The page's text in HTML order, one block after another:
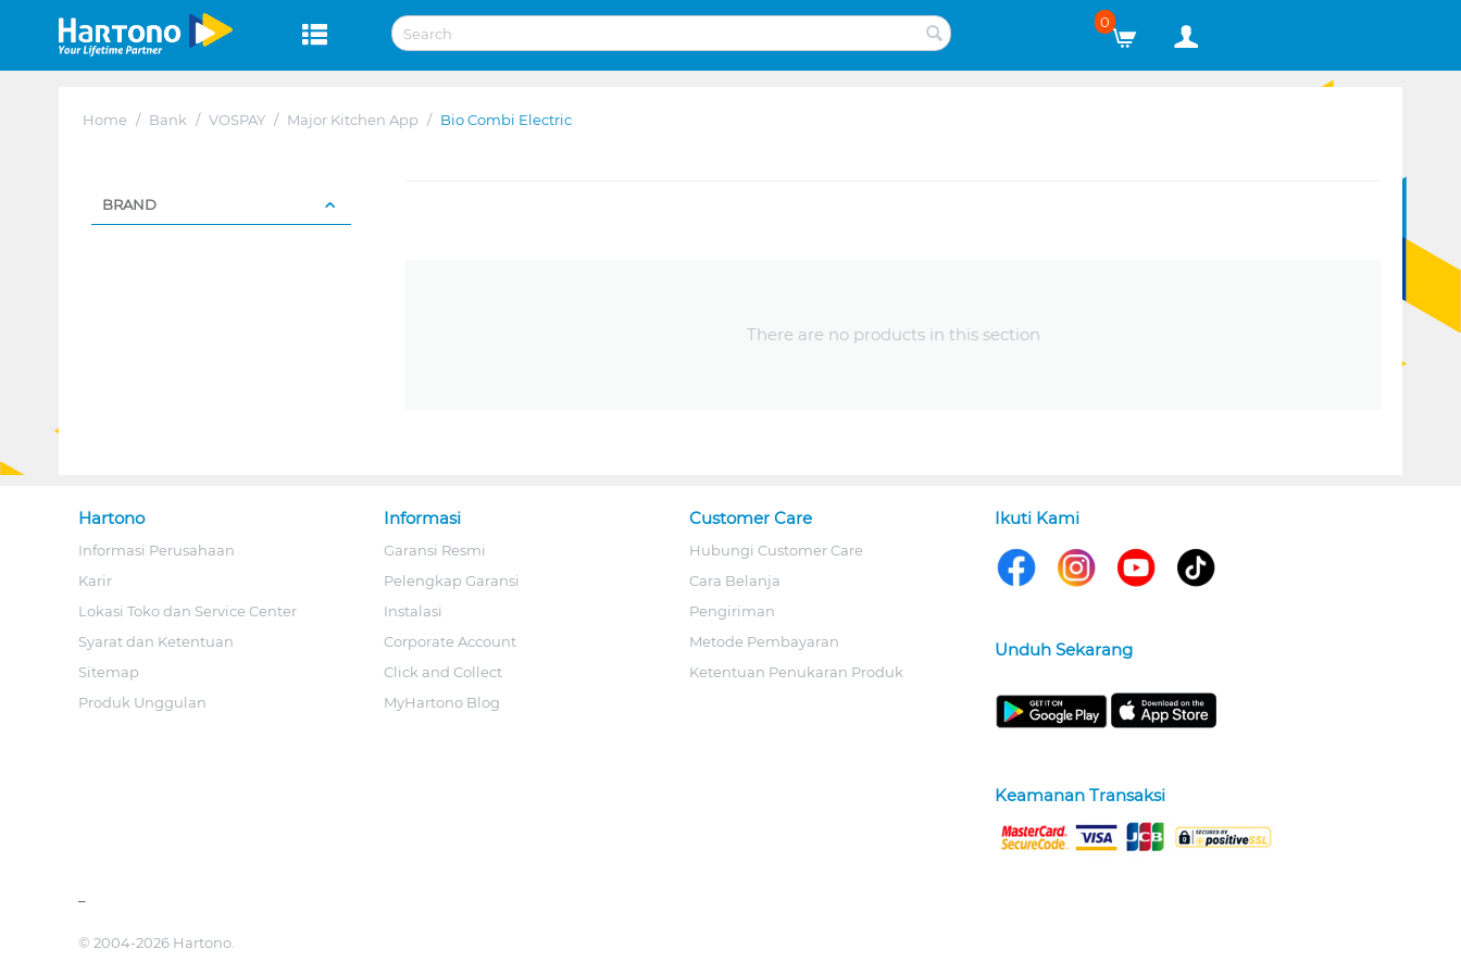
0
Home / Bank / VOSPAY / Major Kitchen App / Bio Combi Electric
BRAND
There are no products in this section
Hartono
Informasi Perusahaan
Karir
Lokasi Toko dan Service Center
Syarat dan Ketentuan
Sitemap
Produk Unggulan
Informasi
Garansi Resmi
Pelengkap Garansi
Instalasi
Corporate Account
Click and Collect
MyHartono Blog
Customer Care
Hubungi Customer Care
Cara Belanja
Pengiriman
Metode Pembayaran
Ketentuan Penukaran Produk
Ikuti Kami
Unduh Sekarang
Keamanan Transaksi
© 2004-2026 Hartono.